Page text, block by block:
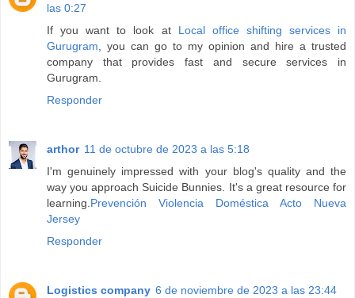
las 0:27
If you want to look at Local office shifting services in
Gurugram, you can go to my opinion and hire a trusted
company that provides fast and secure services in
Gurugram.
Responder
arthor 11 de octubre de 2023 a las 5:18
I'm genuinely impressed with your blog's quality and the
way you approach Suicide Bunnies. It's a great resource for
learning.Prevención Violencia Doméstica Acto Nueva
Jersey
Responder
Logistics company 6 de noviembre de 2023 a las 23:44